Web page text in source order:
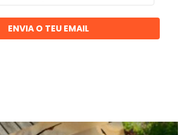
ENVIA O TEU EMAIL